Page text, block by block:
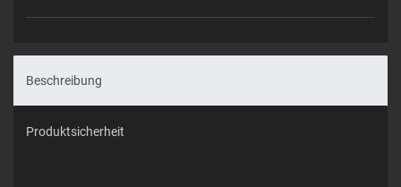
Beschreibung
Produktsicherheit